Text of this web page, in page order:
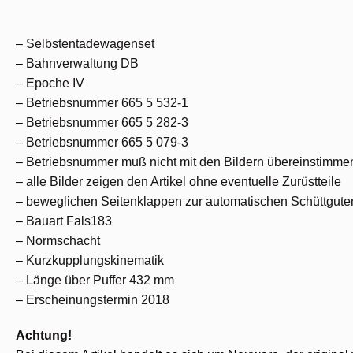
– Selbstentadewagenset
– Bahnverwaltung DB
– Epoche IV
– Betriebsnummer 665 5 532-1
– Betriebsnummer 665 5 282-3
– Betriebsnummer 665 5 079-3
– Betriebsnummer muß nicht mit den Bildern
– alle Bilder zeigen den Artikel ohne eventuelle Zurüstteile
– beweglichen Seitenklappen zur automatischen
– Bauart Fals183
– Normschacht
– Kurzkupplungskinematik
– Länge über Puffer 432 mm
– Erscheinungstermin 2018
Achtung!